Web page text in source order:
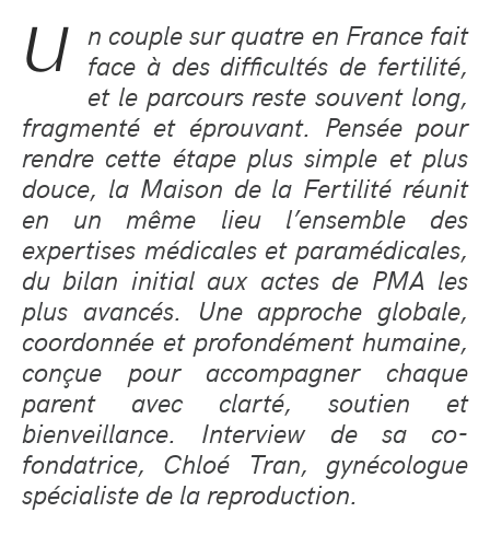
U n couple sur quatre en France fait
face à des difficultés de fertilité,
et le parcours reste souvent long,
fragmenté et éprouvant. Pensée pour
rendre cette étape plus simple et plus
douce, la Maison de la Fertilité réunit
en un même lieu l’ensemble des
expertises médicales et paramédicales,
du bilan initial aux actes de PMA les
plus avancés. Une approche globale,
coordonnée et profondément humaine,
conçue pour accompagner chaque
parent avec clarté, soutien et
bienveillance. Interview de sa co-
fondatrice, Chloé Tran, gynécologue
spécialiste de la reproduction.